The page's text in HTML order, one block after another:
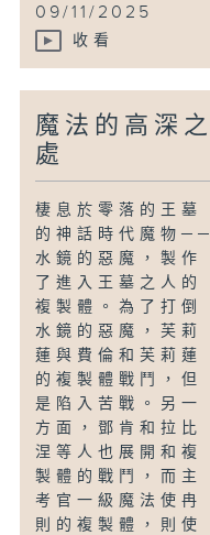
09/11/2025
收看
魔法的高深之
處
棲息於零落的王墓
的神話時代魔物──
水鏡的惡魔，製作
了進入王墓之人的
複製體。為了打倒
水鏡的惡魔，芙莉
蓮與費倫和芙莉蓮
的複製體戰鬥，但
是陷入苦戰。另一
方面，鄧肯和拉比
涅等人也展開和複
製體的戰鬥，而主
考官一級魔法使冉
則的複製體，則使